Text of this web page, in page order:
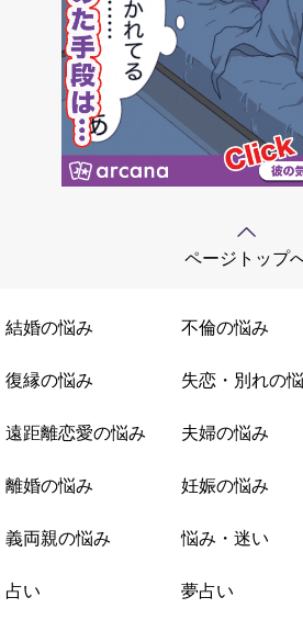
ページトップ
結婚の悩み 不倫の悩み
復縁の悩み 失恋・別れの
遠距離恋愛の悩み 夫婦の悩み
離婚の悩み 妊娠の悩み
義両親の悩み 悩み・迷い
占い 夢占い